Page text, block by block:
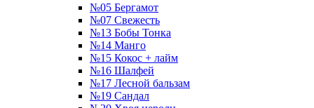
№05 Бергамот
№07 Свежесть
№13 Бобы Тонка
№14 Манго
№15 Кокос + лайм
№16 Шалфей
№17 Лесной бальзам
№19 Сандал